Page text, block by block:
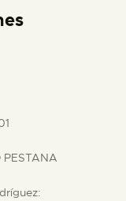
PESTANA